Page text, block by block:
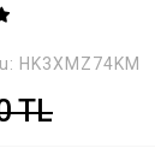
HK3XMZ74KM
TL